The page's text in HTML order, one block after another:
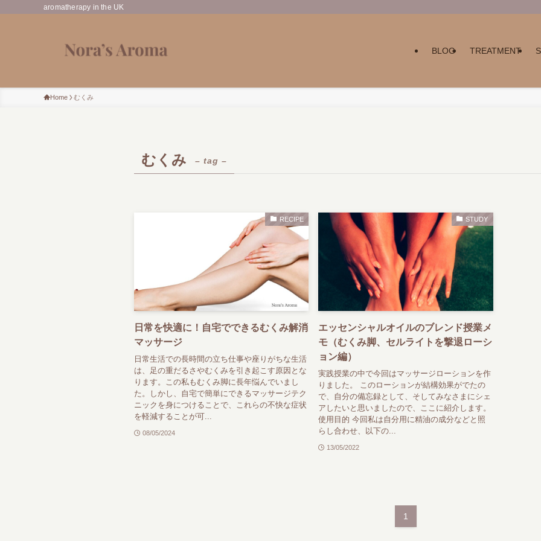
aromatherapy in the UK
BLOG TREATMENT
Home むくみ
むくみ – tag –
RECIPE
日常を快適に！自宅でできるむくみ解消
マッサージ
日常生活での長時間の立ち仕事や座りがちな生活
は、足の重だるさやむくみを引き起こす原因とな
ります。この私もむくみ脚に長年悩んでいまし
た。しかし、自宅で簡単にできるマッサージテク
ニックを身につけることで、これらの不快な症状
を軽減することが可...
08/05/2024
STUDY
エッセンシャルオイルのブレンド授業メ
モ（むくみ脚、セルライトを撃退ローシ
ョン編）
実践授業の中で今回はマッサージローションを作
りました。 このローションが結構効果がでたの
で、自分の備忘録として、そしてみなさまにシェ
アしたいと思いましたので、ここに紹介します。
使用目的 今回私は自分用に精油の成分などと照
らし合わせ、以下の...
13/05/2022
1